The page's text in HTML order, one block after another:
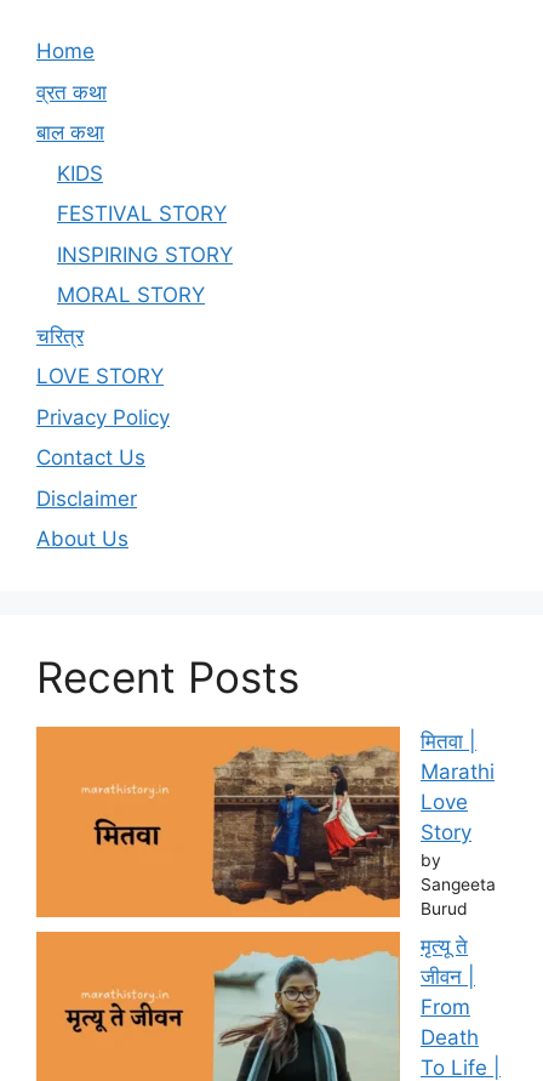
Home
व्रत कथा
बाल कथा
KIDS
FESTIVAL STORY
INSPIRING STORY
MORAL STORY
चरित्र
LOVE STORY
Privacy Policy
Contact Us
Disclaimer
About Us
Recent Posts
मितवा |
Marathi
Love
Story
by
Sangeeta
Burud
मृत्यू ते
जीवन |
From
Death
To Life |